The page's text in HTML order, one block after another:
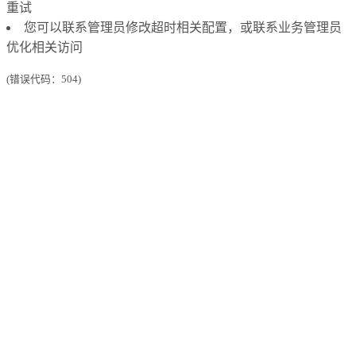
重试
您可以联系管理员修改超时相关配置，或联系业务管理员
优化相关访问
(错误代码：504)